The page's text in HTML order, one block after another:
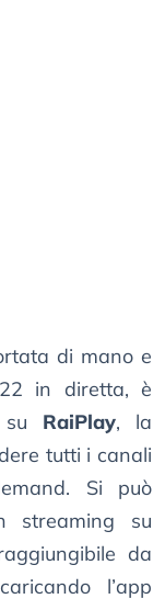
di mano e
in diretta, è
su RaiPlay, la
tutti i canali
Si può
streaming su
da
l’app